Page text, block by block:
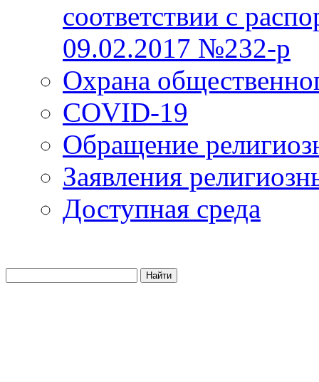
соответствии с
09.02.2017 №232-р
Охрана
COVID-19
Обращение
Заявления
Доступная среда
Найти